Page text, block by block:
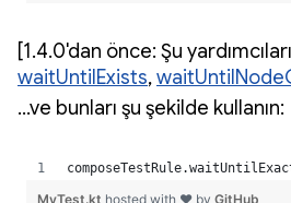
[1.4.0'dan önce: Şu
waitUntilExists,
…ve bunları şu şekilde kullanın: